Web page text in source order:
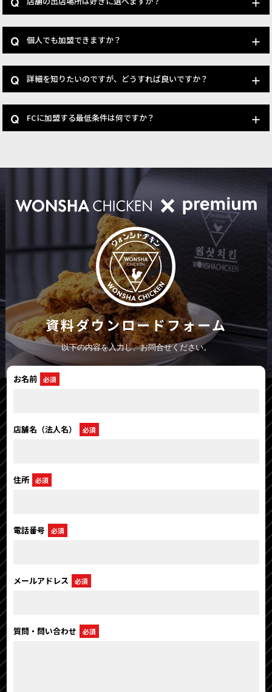
個人でも加盟できますか？
詳細を知りたいのですが、どうすれば良いですか？
FCに加盟する最低条件は何ですか？
資料ダウンロードフォーム
以下の内容を入力し、お問合せください。
お名前 必須
店舗名（法人名） 必須
住所 必須
電話番号 必須
メールアドレス 必須
質問・問い合わせ 必須